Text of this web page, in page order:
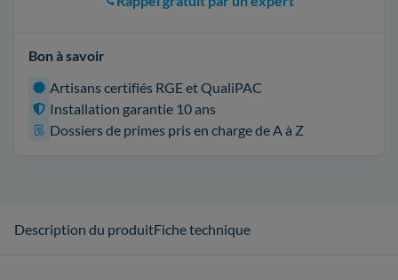
Bon à savoir
Artisans certifiés RGE et QualiPAC
Installation garantie 10 ans
Dossiers de primes pris en charge de A à Z
Description du produitFiche technique